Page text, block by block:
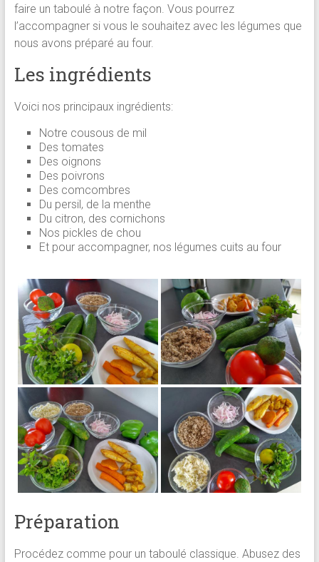
faire un taboulé à notre façon. Vous pourrez
l’accompagner si vous le souhaitez avec les légumes que
nous avons préparé au four.
Les ingrédients
Voici nos principaux ingrédients:
Notre cousous de mil
Des tomates
Des oignons
Des poivrons
Des comcombres
Du persil, de la menthe
Du citron, des cornichons
Nos pickles de chou
Et pour accompagner, nos légumes cuits au four
Préparation
Procédez comme pour un taboulé classique. Abusez des